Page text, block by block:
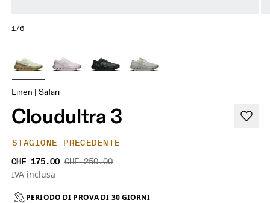
1/6
Linen | Safari
Cloudultra 3
STAGIONE PRECEDENTE
CHF 175.00 CHF 250.00
IVA inclusa
PERIODO DI PROVA DI 30 GIORNI